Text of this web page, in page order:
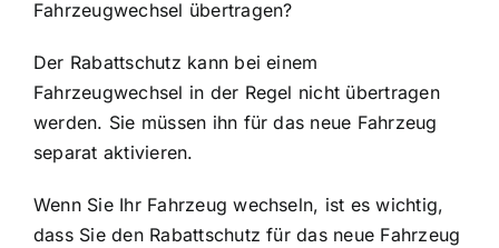
Fahrzeugwechsel übertragen?
Der Rabattschutz kann bei einem
Fahrzeugwechsel in der Regel nicht übertragen
werden. Sie müssen ihn für das neue Fahrzeug
separat aktivieren.
Wenn Sie Ihr Fahrzeug wechseln, ist es wichtig,
dass Sie den Rabattschutz für das neue Fahrzeug